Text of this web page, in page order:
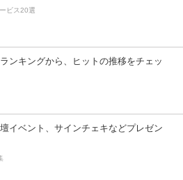
ビス20選
ンキングから、ヒットの推移をチェッ
イベント、サインチェキなどプレゼン